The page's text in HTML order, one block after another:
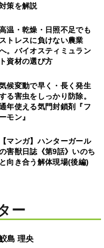
策を解説
温・乾燥・日照不足でも
ストレスに負けない農業
。バイオスティミュラン
ト資材の選び方
候変動で早く・長く発生
る害虫をしっかり防除。
年使える気門封鎖剤『フ
ーモン』
【マンガ】ハンターガール
害獣日誌《第9話》いのち
と向き合う解体現場(後編)
ー
島 理央